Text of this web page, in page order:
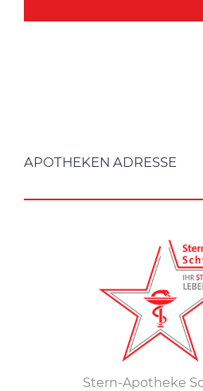
APOTHEKEN ADRESSE
Stern-Apotheke